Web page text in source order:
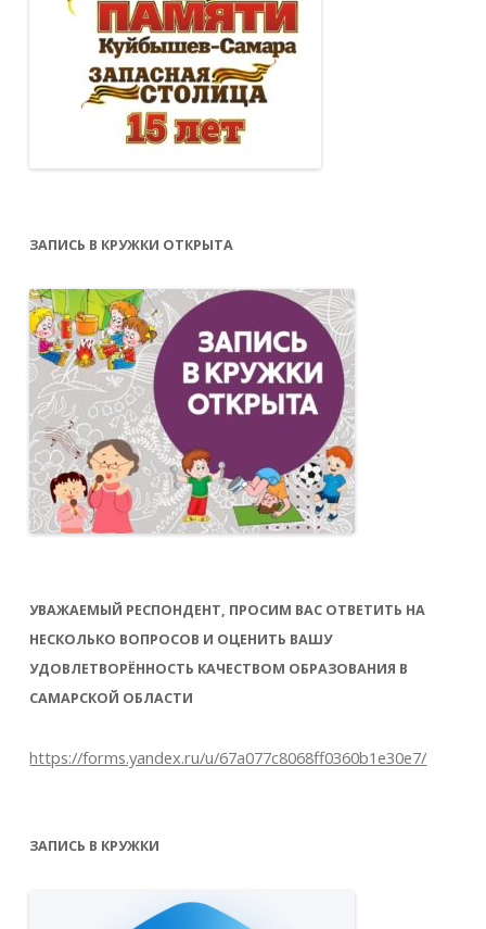
ЗАПИСЬ В КРУЖКИ ОТКРЫТА
УВАЖАЕМЫЙ РЕСПОНДЕНТ, ПРОСИМ ВАС ОТВЕТИТЬ НА
НЕСКОЛЬКО ВОПРОСОВ И ОЦЕНИТЬ ВАШУ
УДОВЛЕТВОРЁННОСТЬ КАЧЕСТВОМ ОБРАЗОВАНИЯ В
САМАРСКОЙ ОБЛАСТИ
https://forms.yandex.ru/u/67a077c8068ff0360b1e30e7/
ЗАПИСЬ В КРУЖКИ